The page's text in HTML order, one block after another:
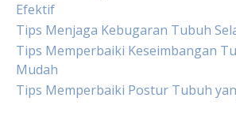
Efektif
Tips Menjaga Kebugaran Tubuh
Tips Memperbaiki Keseimbangan
Mudah
Tips Memperbaiki Postur Tubuh